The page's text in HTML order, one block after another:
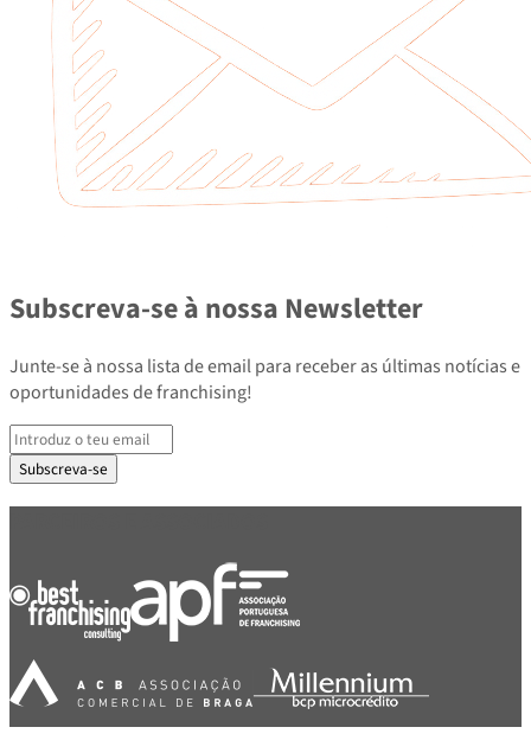
Subscreva-se à nossa Newsletter
Junte-se à nossa lista de email para receber as últimas notícias e
oportunidades de franchising!
Subscreva-se